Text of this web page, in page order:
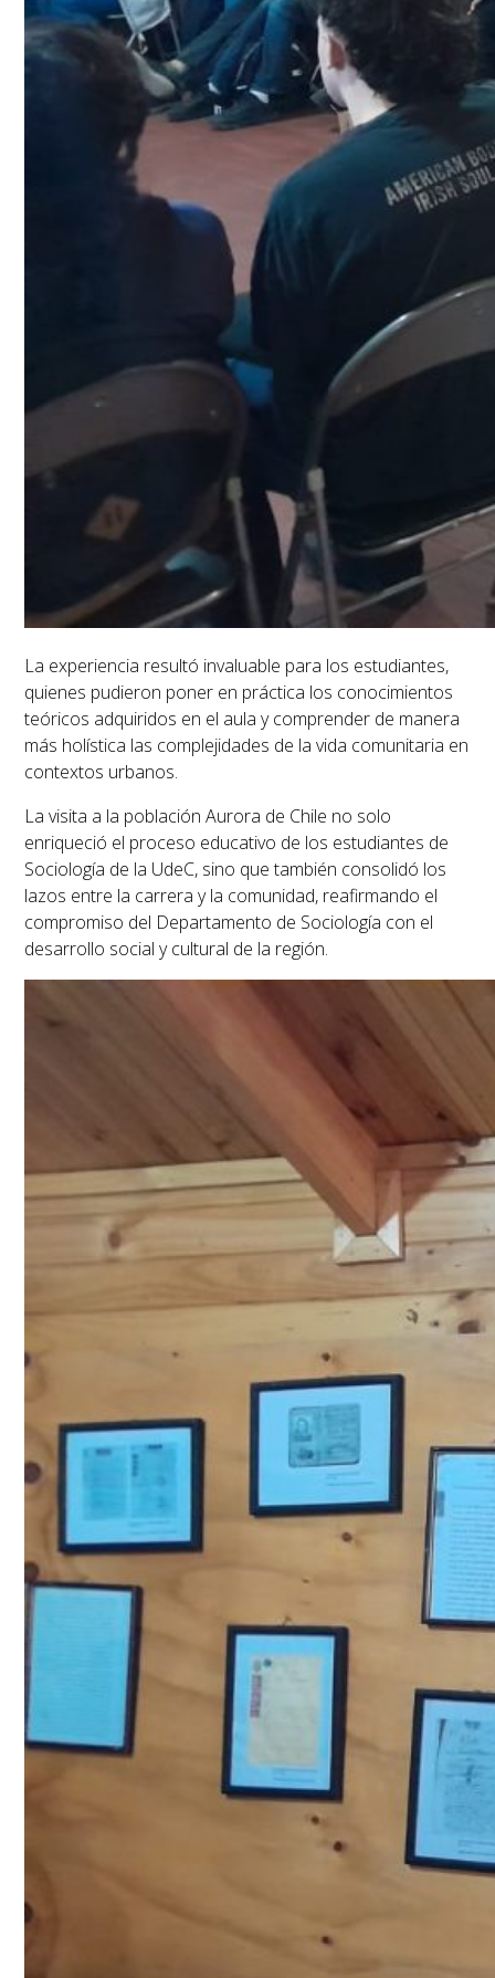
La experiencia resultó invaluable para los estudiantes,
quienes pudieron poner en práctica los conocimientos
teóricos adquiridos en el aula y comprender de manera
más holística las complejidades de la vida comunitaria en
contextos urbanos.
La visita a la población Aurora de Chile no solo
enriqueció el proceso educativo de los estudiantes de
Sociología de la UdeC, sino que también consolidó los
lazos entre la carrera y la comunidad, reafirmando el
compromiso del Departamento de Sociología con el
desarrollo social y cultural de la región.